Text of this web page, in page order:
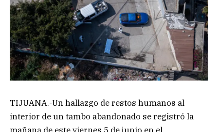
TIJUANA.-Un hallazgo de restos humanos al
interior de un tambo abandonado se registró la